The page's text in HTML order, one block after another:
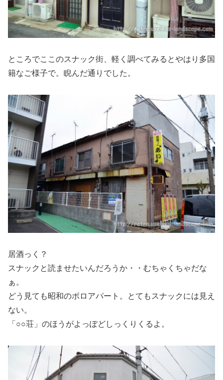
ところでここのスナック街、軽く調べてみるとやはり多国
籍なご様子で。睨んだ通りでした。
居酒っく？
スナックと読ませたいんだろうか・・むちゃくちゃだな
ぁ。
どう見ても昭和のボロアパート。とてもスナックには見え
ない。
「○○荘」のほうがよっぽどしっくりくるよ。